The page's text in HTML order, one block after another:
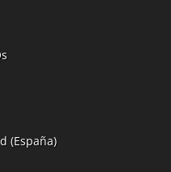
(España)